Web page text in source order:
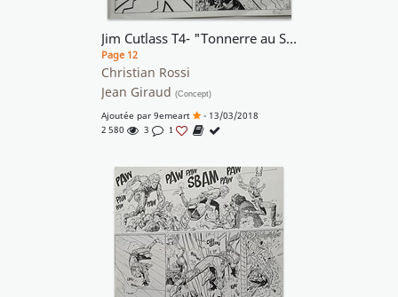
Jim Cutlass T4- "Tonnerre au Sud"
Page 12
Christian Rossi
Jean Giraud (Concept)
Ajoutée par 9emeart
- 13/03/2018
2 580
3 1